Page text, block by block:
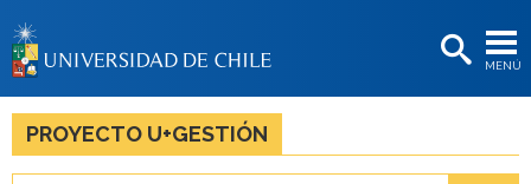
MENÚ
BIBLIOTECAS
LA UNIVERSIDAD
PROYECTO U+GESTIÓN